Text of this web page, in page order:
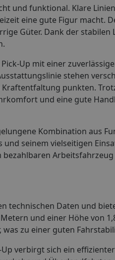
und funktional. Klare
eine gute Figur macht.
Güter. Dank der
Up mit einer
stehen
punkten.
und eine gute
Kombination aus
seinem vielseitigen
technischen Daten und
und einer Höhe von
was zu einer guten
verbirgt sich ein